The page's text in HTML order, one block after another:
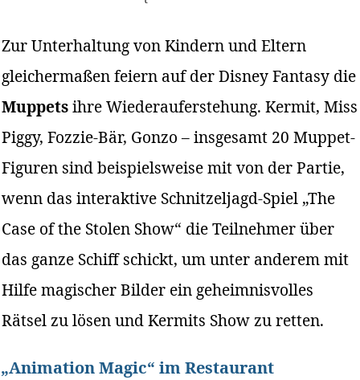
Zur Unterhaltung von Kindern und Eltern
gleichermaßen feiern auf der Disney Fantasy die
Muppetsihre Wiederauferstehung. Kermit, Miss
Piggy, Fozzie-Bär, Gonzo – insgesamt 20 Muppet-
Figuren sind beispielsweise mit von der Partie,
wenn das interaktive Schnitzeljagd-Spiel „The
Case of the Stolen Show“ die Teilnehmer über
das ganze Schiff schickt, um unter anderem mit
Hilfe magischer Bilder ein geheimnisvolles
Rätsel zu lösen und Kermits Show zu retten.
„Animation Magic“ im Restaurant